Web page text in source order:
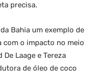
precisa.
Bahia um exemplo de
com o impacto no meio
Laage e Tereza
de óleo de coco